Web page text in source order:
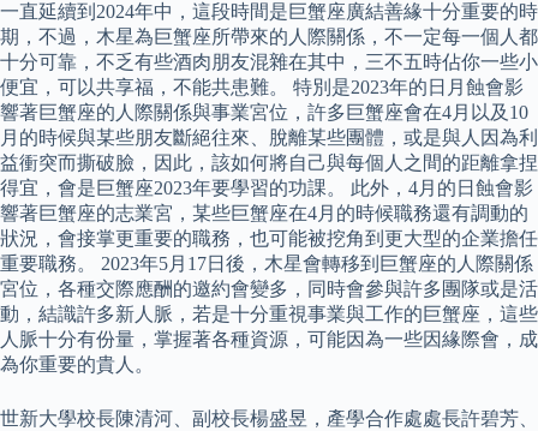
一直延續到2024年中，這段時間是巨蟹座廣結善緣十分重要的時
期，不過，木星為巨蟹座所帶來的人際關係，不一定每一個人都
十分可靠，不乏有些酒肉朋友混雜在其中，三不五時佔你一些小
便宜，可以共享福，不能共患難。 特別是2023年的日月蝕會影
響著巨蟹座的人際關係與事業宮位，許多巨蟹座會在4月以及10
月的時候與某些朋友斷絕往來、脫離某些團體，或是與人因為利
益衝突而撕破臉，因此，該如何將自己與每個人之間的距離拿捏
得宜，會是巨蟹座2023年要學習的功課。 此外，4月的日蝕會影
響著巨蟹座的志業宮，某些巨蟹座在4月的時候職務還有調動的
狀況，會接掌更重要的職務，也可能被挖角到更大型的企業擔任
重要職務。 2023年5月17日後，木星會轉移到巨蟹座的人際關係
宮位，各種交際應酬的邀約會變多，同時會參與許多團隊或是活
動，結識許多新人脈，若是十分重視事業與工作的巨蟹座，這些
人脈十分有份量，掌握著各種資源，可能因為一些因緣際會，成
為你重要的貴人。
世新大學校長陳清河、副校長楊盛昱，產學合作處處長許碧芳、